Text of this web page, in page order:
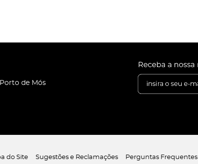
de Mós
do Site Sugestões e Reclamações Perguntas Frequentes